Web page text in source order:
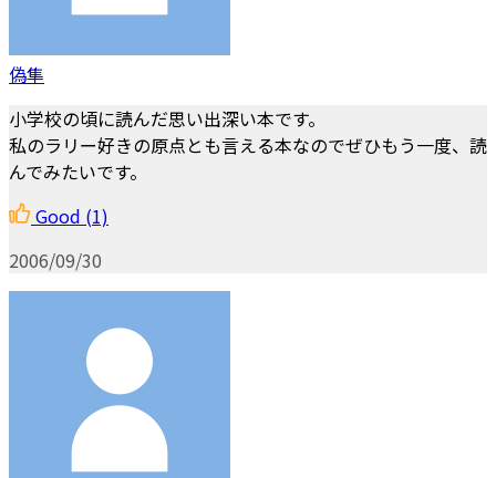
偽隼
小学校の頃に読んだ思い出深い本です。
私のラリー好きの原点とも言える本なのでぜひもう一度、読
んでみたいです。
Good (1)
2006/09/30